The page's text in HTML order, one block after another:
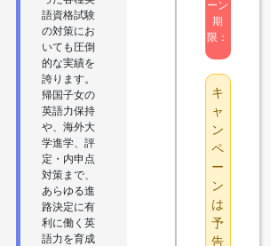
語資格試験
の対策にお
いても圧倒
的な実績を
誇ります。
帰国子女の
英語力保持
や、海外大
学進学、評
定・内申点
対策まで、
あらゆる進
路決定に有
利に働く英
語力を育成
ーン
期
限：
キ
ャ
ン
ペ
ー
ン
は
予
告